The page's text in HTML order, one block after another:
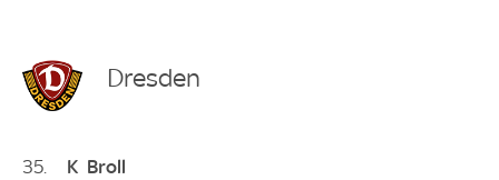
Dresden
35 K Broll